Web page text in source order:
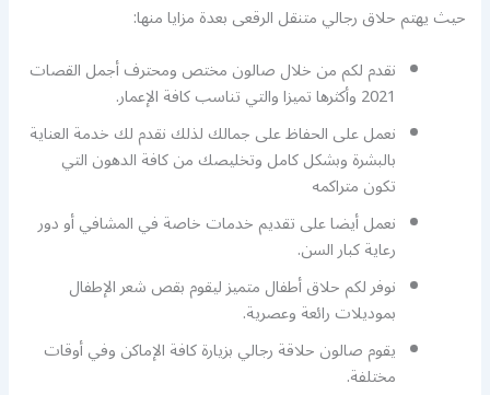
حيث يهتم حلاق رجالي متنقل الرقعى بعدة مزايا منها:
نقدم لكم من خلال صالون مختص ومحترف أجمل القصات
2021 وأكثرها تميزا والتي تناسب كافة الإعمار.
نعمل على الحفاظ على جمالك لذلك نقدم لك خدمة العناية
بالبشرة وبشكل كامل وتخليصك من كافة الدهون التي
تكون متراكمه
نعمل أيضا على تقديم خدمات خاصة في المشافي أو دور
رعاية كبار السن.
نوفر لكم حلاق أطفال متميز ليقوم بقص شعر الإطفال
بموديلات رائعة وعصرية.
يقوم صالون حلاقة رجالي بزيارة كافة الإماكن وفي أوقات
مختلفة.